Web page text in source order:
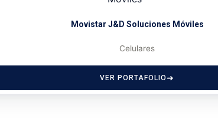
Movistar J&D Soluciones Móviles
Celulares
VER PORTAFOLIO